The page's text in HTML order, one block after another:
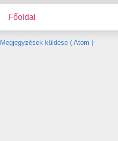
Főoldal
Megjegyzések küldése ( Atom )